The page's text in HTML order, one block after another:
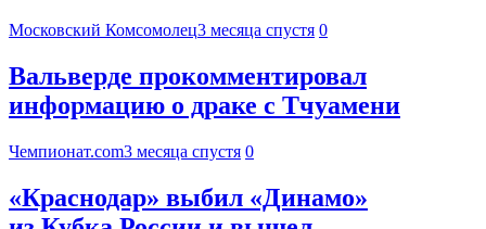
Московский Комсомолец3 месяца спустя 0
Вальверде прокомментировал
информацию о драке с Тчуамени
Чемпионат.com3 месяца спустя 0
«Краснодар» выбил «Динамо»